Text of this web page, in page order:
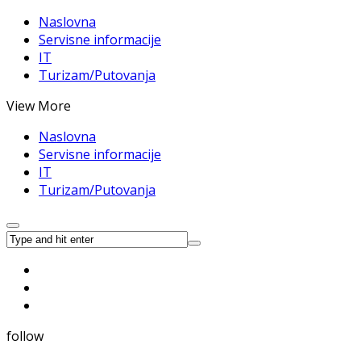
Naslovna
Servisne informacije
IT
Turizam/Putovanja
View More
Naslovna
Servisne informacije
IT
Turizam/Putovanja
follow